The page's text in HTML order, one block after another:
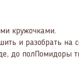
кружочками.
и разобрать на
до полПомидоры